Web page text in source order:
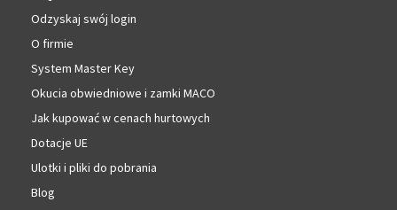
Odzyskaj swój login
O firmie
System Master Key
Okucia obwiedniowe i zamki MACO
Jak kupować w cenach hurtowych
Dotacje UE
Ulotki i pliki do pobrania
Blog